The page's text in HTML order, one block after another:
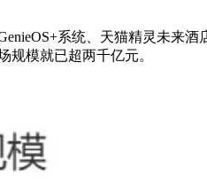
系统、天猫精灵未来酒
模就已超两千亿元。